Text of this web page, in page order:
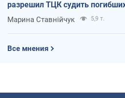
разрешил ТЦК судить
Марина Ставнійчук 5,9 т.
Все мнения